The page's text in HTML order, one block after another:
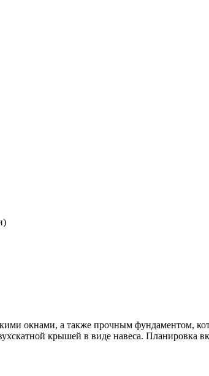
окнами, а также прочным фундаментом,
крышей в виде навеса. Планировка